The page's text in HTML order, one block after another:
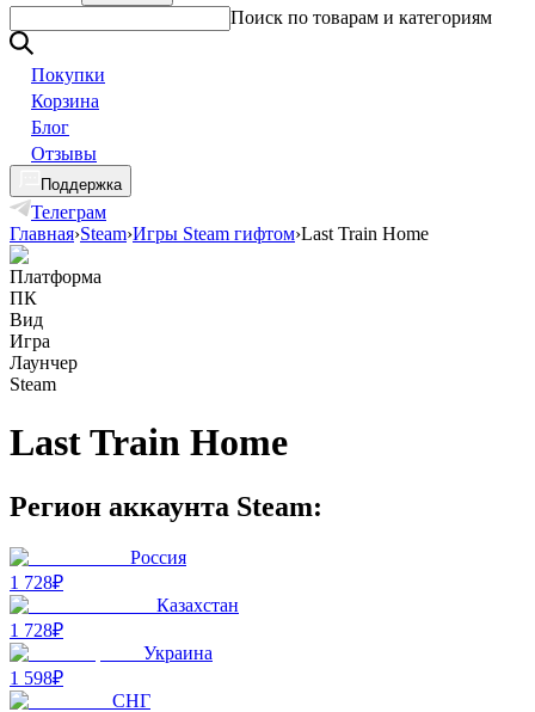
Поиск по товарам и категориям
Покупки
Корзина
Блог
Отзывы
Поддержка
Телеграм
Главная›Steam›Игры Steam гифтом›Last Train Home
Платформа
ПК
Вид
Игра
Лаунчер
Steam
Last Train Home
Регион аккаунта Steam:
Россия
1 728₽
Казахстан
1 728₽
Украина
1 598₽
СНГ